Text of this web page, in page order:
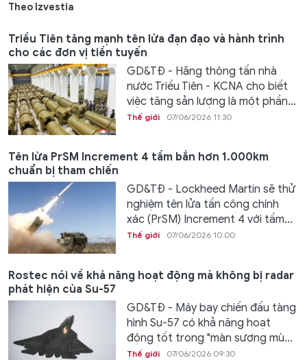
Theo Izvestia
Triều Tiên tăng mạnh tên lửa đạn đạo và hành trình
cho các đơn vị tiền tuyến
GD&TĐ - Hãng thông tấn nhà
nước Triều Tiên - KCNA cho biết
việc tăng sản lượng là một phần...
Thế giới 07/06/2026 11:30
Tên lửa PrSM Increment 4 tầm bắn hơn 1.000km
chuẩn bị tham chiến
GD&TĐ - Lockheed Martin sẽ thử
nghiệm tên lửa tấn công chính
xác (PrSM) Increment 4 với tầm...
Thế giới 07/06/2026 10:00
Rostec nói về khả năng hoạt động mà không bị radar
phát hiện của Su-57
GD&TĐ - Máy bay chiến đấu tàng
hình Su-57 có khả năng hoạt
động tốt trong "màn sương mù...
Thế giới 07/06/2026 09:30